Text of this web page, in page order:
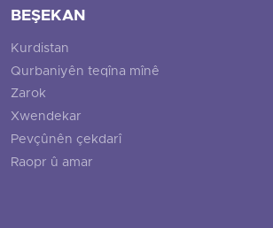
BEŞEKAN
Kurdistan
Qurbaniyên teqîna mînê
Zarok
Xwendekar
Pevçûnên çekdarî
Raopr û amar